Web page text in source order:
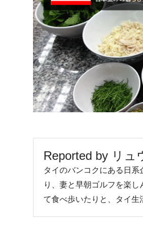
Reported by リュ
タイのバンコクにある日
り、妻と早朝ゴルフを楽
て食べ歩いたりと、タイ生